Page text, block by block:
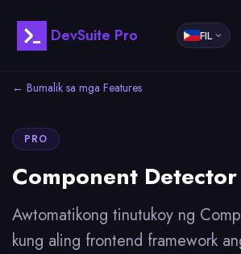
DevSuite Pro FIL
← Bumalik sa mga Features
PRO
Component Detector
Awtomatikong tinutukoy ng
kung aling frontend framework